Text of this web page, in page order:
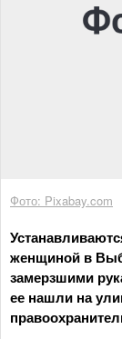
Фото: Pixabay.com
женщиной в
замерзшими
ее нашли на